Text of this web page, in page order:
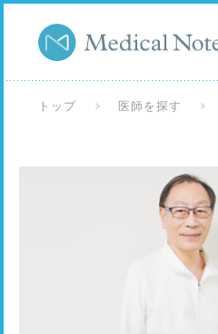
トップ 医師を探す